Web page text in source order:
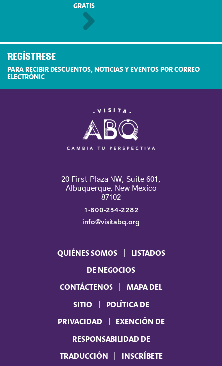
GRATIS
REGÍSTRESE
PARA RECIBIR DESCUENTOS, NOTICIAS Y EVENTOS POR CORREO
ELECTRÓNIC
20 First Plaza NW, Suite 601,
Albuquerque, New Mexico
87102
1-800-284-2282
info@visitabq.org
QUIÉNES SOMOS
LISTADOS
DE NEGOCIOS
CONTÁCTENOS
MAPA DEL
SITIO
POLÍTICA DE
PRIVACIDAD
EXENCIÓN DE
RESPONSABILIDAD DE
TRADUCCIÓN
INSCRÍBETE